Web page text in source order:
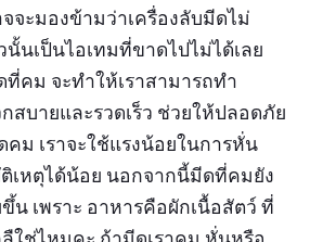
จะมองข้ามว่าเครื่องลับมีดไม่
นเป็นไอเทมที่ขาดไปไม่ได้เลย
ที่คม จะทำให้เราสามารถทำ
สบายและรวดเร็ว ช่วยให้ปลอดภัย
ม เราจะใช้แรงน้อยในการหั่น
เหตุได้น้อย นอกจากนี้มีดที่คมยัง
น เพราะ อาหารคือผักเนื้อสัตว์ ที่